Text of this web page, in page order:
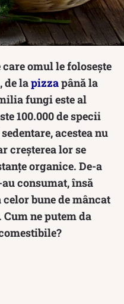
omul le folosește
de lapizzapână la
fungi este al
100.000 de specii
acestea nu
creșterea lor se
organice. De-a
consumat, însă
bune de mâncat
ne putem da